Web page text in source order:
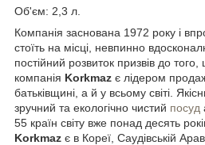
Об'єм: 2,3 л.
Компанія заснована 1972 року і
стоїть на місці, невпинно
постійний розвиток призвів до
компанія Korkmaz є лідером
батьківщині, а й у всьому світі.
зручний та екологічно чистий посуд
55 країн світу вже понад десять
Korkmaz є в Кореї, Саудівській